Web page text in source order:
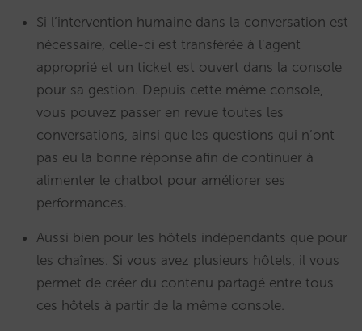
Si l’intervention humaine dans la conversation est
nécessaire, celle-ci est transférée à l’agent
approprié et un ticket est ouvert dans la console
pour sa gestion. Depuis cette même console,
vous pouvez passer en revue toutes les
conversations, ainsi que les questions qui n’ont
pas eu la bonne réponse afin de continuer à
alimenter le chatbot pour améliorer ses
performances.
Aussi bien pour les hôtels indépendants que pour
les chaînes. Si vous avez plusieurs hôtels, il vous
permet de créer du contenu partagé entre tous
ces hôtels à partir de la même console.